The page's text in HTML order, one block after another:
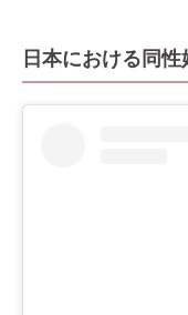
日本における同